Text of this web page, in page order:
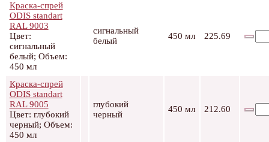
Краска-спрей
ODIS standart
RAL 9003
Цвет:
сигнальный
белый; Объем:
450 мл
сигнальный
белый
450 мл 225.69
Краска-спрей
ODIS standart
RAL 9005
Цвет: глубокий
черный; Объем:
450 мл
глубокий
черный
450 мл 212.60